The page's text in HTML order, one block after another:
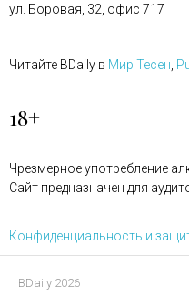
ул. Боровая, 32, офис 717
Читайте BDaily в Мир Тесен
18+
Чрезмерное употребление
Сайт предназначен для
Конфиденциальность и
BDaily 2026